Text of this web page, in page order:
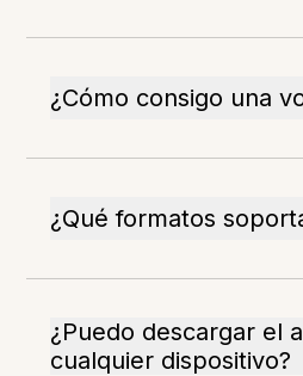
¿Cómo consigo una
¿Qué formatos
¿Puedo descargar el
cualquier dispositivo?